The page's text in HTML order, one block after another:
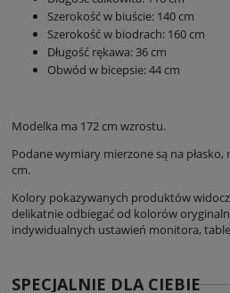
Szerokość w biuście: 140 cm
Szerokość w biodrach: 160 cm
Długość rękawa: 36 cm
Obwód w bicepsie: 44 cm
Modelka ma 172 cm wzrostu.
Podane wymiary mierzone są na
cm.
Kolory pokazywanych produktów
delikatnie odbiegać od kolorów
indywidualnych ustawień monitora,